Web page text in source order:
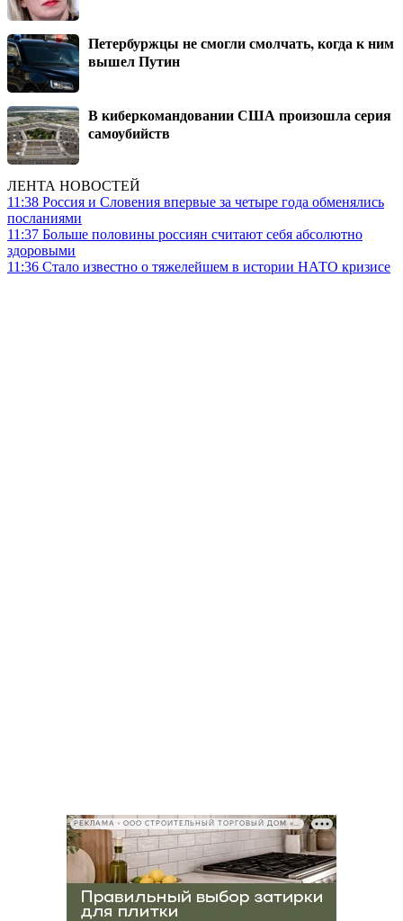
Петербуржцы не смогли смолчать, когда к ним
вышел Путин
В киберкомандовании США произошла серия
самоубийств
ЛЕНТА НОВОСТЕЙ
11:38 Россия и Словения впервые за четыре года обменялись
посланиями
11:37 Больше половины россиян считают себя абсолютно
здоровыми
11:36 Стало известно о тяжелейшем в истории НАТО кризисе
РЕКЛАМА • ООО СТРОИТЕЛЬНЫЙ ТОРГОВЫЙ ДОМ «ПЕТРОВИЧ», ИНН 7802348846